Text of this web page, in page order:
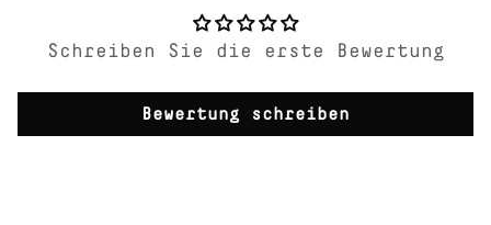
Schreiben Sie die erste Bewertung
Bewertung schreiben